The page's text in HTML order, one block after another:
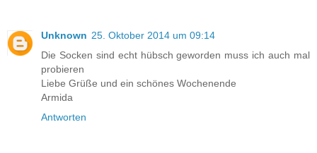
Unknown 25. Oktober 2014 um 09:14
Die Socken sind echt hübsch geworden muss ich auch mal
probieren
Liebe Grüße und ein schönes Wochenende
Armida
Antworten